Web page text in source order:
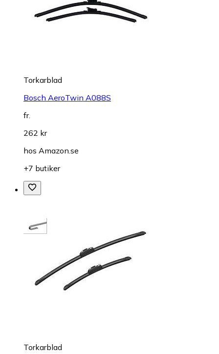
Torkarblad
Bosch AeroTwin A088S
fr.
262 kr
hos Amazon.se
+7 butiker
Torkarblad